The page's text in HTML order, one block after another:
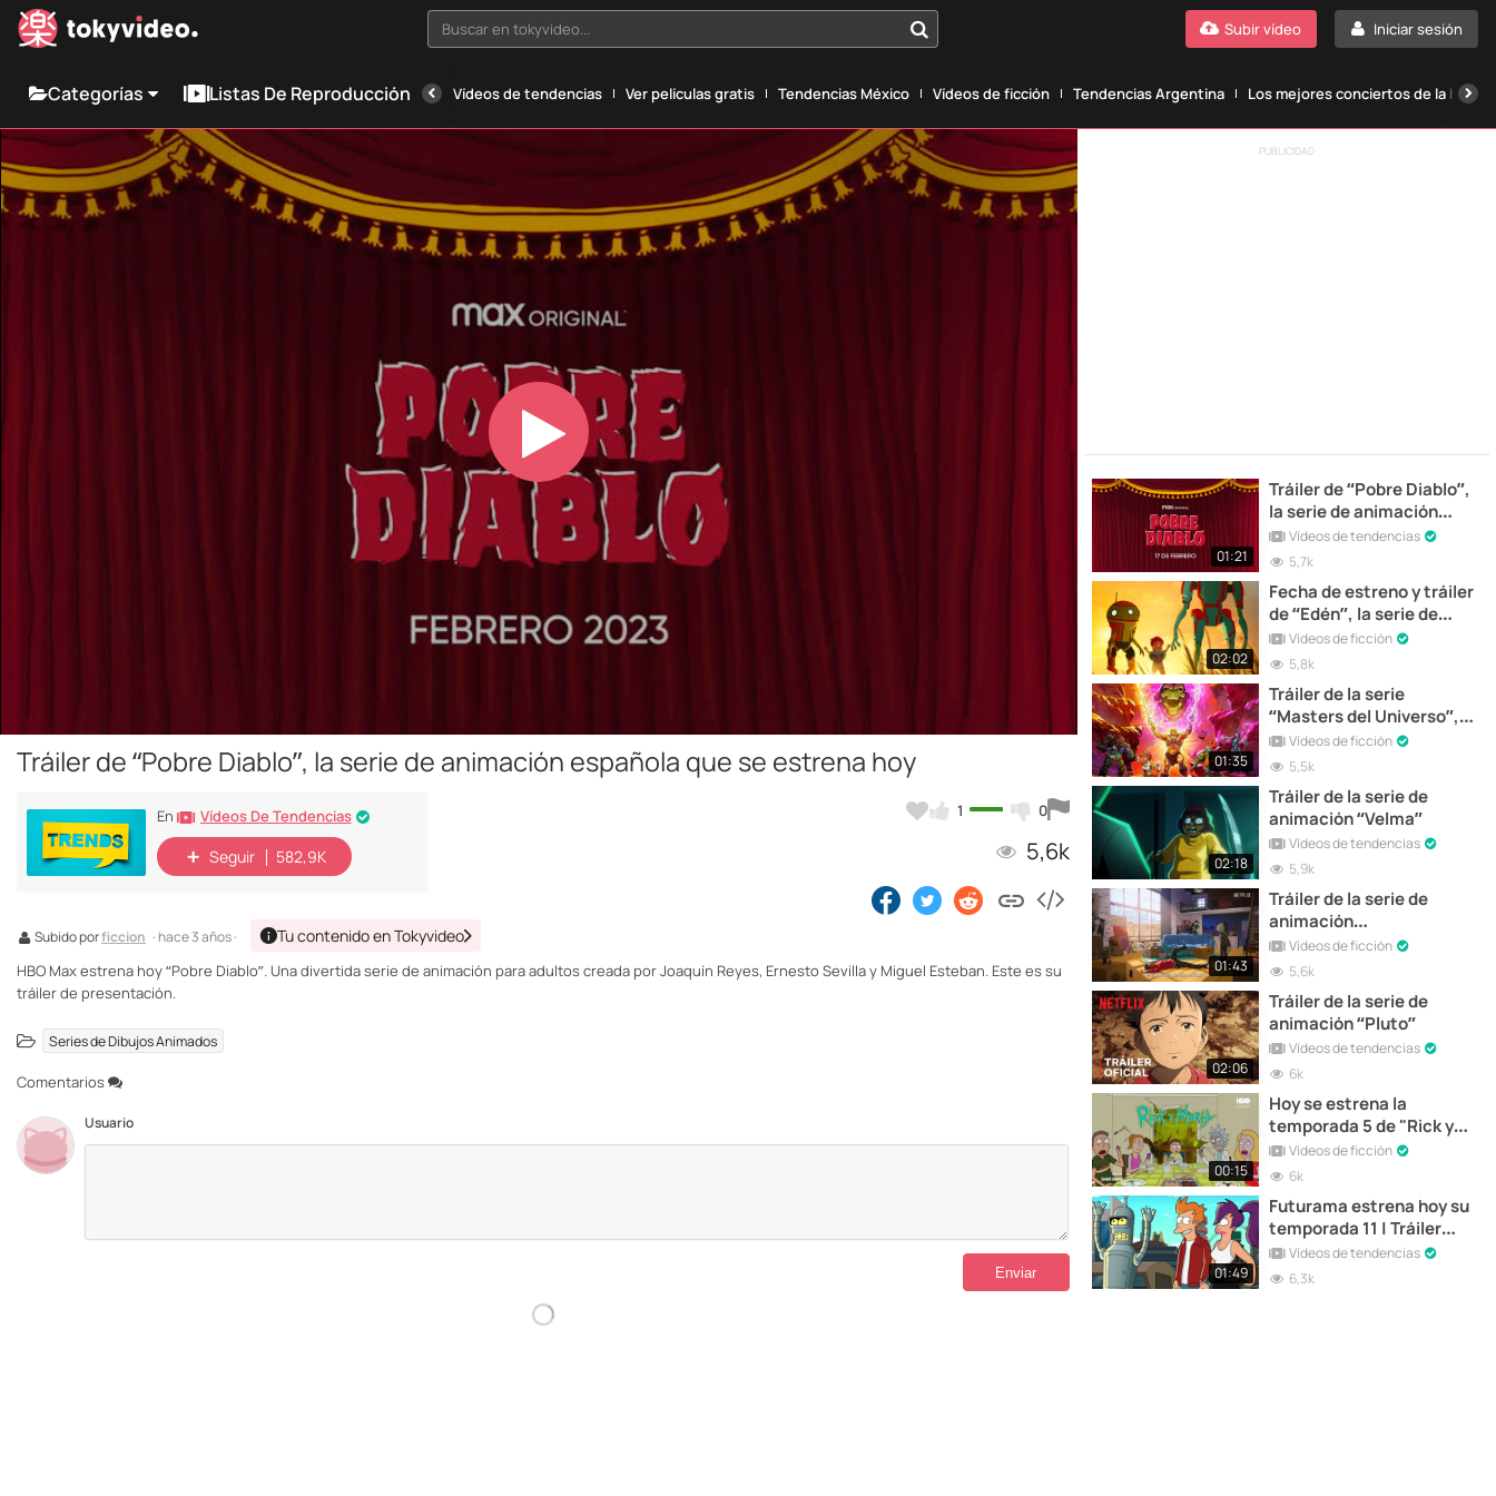
Buscar en tokyvideo... Iniciar sesión
Subir vídeo
Categorías Listas De Reproducción Vídeos de tendencias Ver películas gratis Tendencias México Vídeos de ficción Tendencias Argentina Los mejores conciertos de la
Play
Video
Tráiler de “Pobre Diablo”, la serie de animación española que se estrena hoy
1 0
5,6k
En Vídeos De Tendencias
Seguir 582,9K
Subido porficcion · hace 3 años · Tu contenido en Tokyvideo
HBO Max estrena hoy “Pobre Diablo”. Una divertida serie de animación para adultos creada por Joaquín Reyes, Ernesto Sevilla y Miguel Esteban. Este es su
tráiler de presentación.
Series de Dibujos Animados
Comentarios
Usuario
PUBLICIDAD
01:21
Tráiler de “Pobre Diablo”,
la serie de animación
creada por Joaquín Reyes
Vídeos de tendencias
5,7k
02:02
Fecha de estreno y tráiler
de “Edén”, la serie de
animación de Netflix
Vídeos de ficción
5,8k
01:35
Tráiler de la serie
“Masters del Universo”,
que se estrena hoy
Vídeos de ficción
5,5k
02:18
Tráiler de la serie de
animación “Velma”
Vídeos de tendencias
5,9k
01:43
Tráiler de la serie de
animación
“Entergalactic”
Vídeos de ficción
5,6k
02:06
Tráiler de la serie de
animación “Pluto”
Vídeos de tendencias
6k
00:15
Hoy se estrena la
temporada 5 de "Rick y
Morty" | Tráiler en
Español
Vídeos de ficción
6k
01:49
Futurama estrena hoy su
temporada 11 | Tráiler
Oficial
Vídeos de tendencias
6,3k